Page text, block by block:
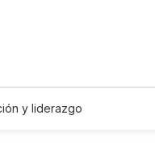
y liderazgo